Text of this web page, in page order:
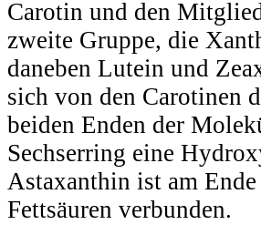
Carotin und den
zweite Gruppe, die
daneben Lutein und
sich von den Carotinen
beiden Enden der
Sechserring eine
Astaxanthin ist am
Fettsäuren verbunden.